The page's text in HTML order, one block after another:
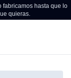
fabricamos hasta que lo
quieras.